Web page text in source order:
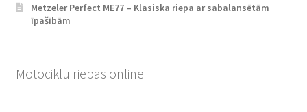
Metzeler Perfect ME77 – Klasiska riepa ar sabalansētām
īpašībām
Motociklu riepas online